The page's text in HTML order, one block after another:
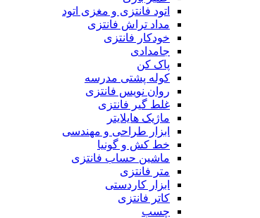
اتود فانتزی و مغزی اتود
مداد تراش فانتزی
خودکار فانتزی
جامدادی
پاک کن
کوله پشتی مدرسه
روان نویس فانتزی
غلط گیر فانتزی
ماژیک هایلایتر
ابزار طراحی و مهندسی
خط کش و گونیا
ماشین حساب فانتزی
متر فانتزی
ابزار کاردستی
کاتر فانتزی
چسب